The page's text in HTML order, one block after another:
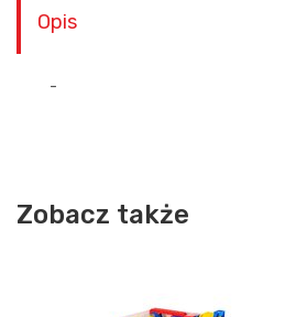
Opis
-
Zobacz także